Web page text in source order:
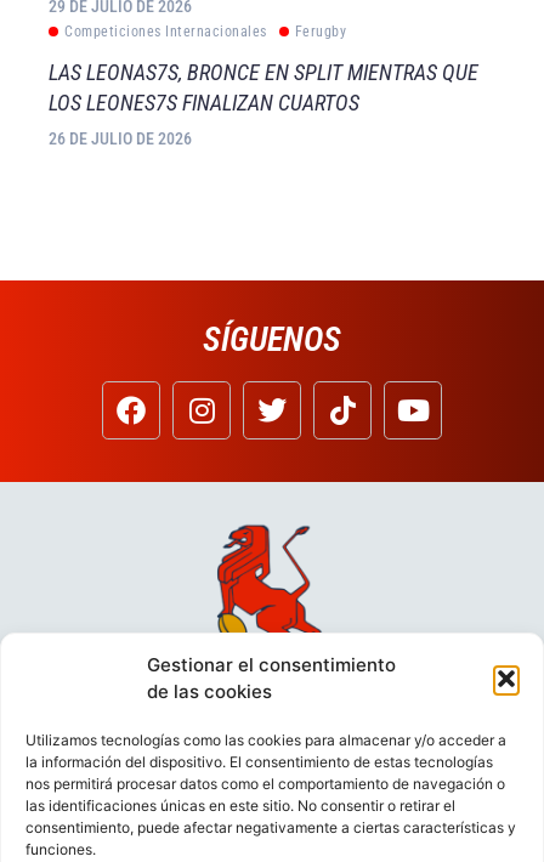
Gestionar el consentimiento
de las cookies
Utilizamos tecnologías como las cookies para almacenar y/o acceder a
la información del dispositivo. El consentimiento de estas tecnologías
nos permitirá procesar datos como el comportamiento de navegación o
las identificaciones únicas en este sitio. No consentir o retirar el
consentimiento, puede afectar negativamente a ciertas características y
funciones.
29 DE JULIO DE 2026
Competiciones Internacionales Ferugby
LAS LEONAS7S, BRONCE EN SPLIT MIENTRAS QUE
LOS LEONES7S FINALIZAN CUARTOS
26 DE JULIO DE 2026
SÍGUENOS